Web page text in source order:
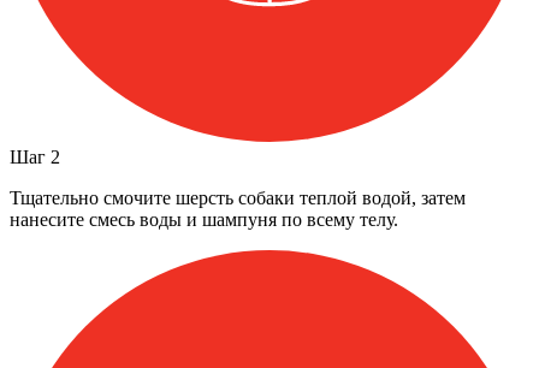
Шаг 2
Тщательно смочите шерсть собаки теплой водой, затем
нанесите смесь воды и шампуня по всему телу.